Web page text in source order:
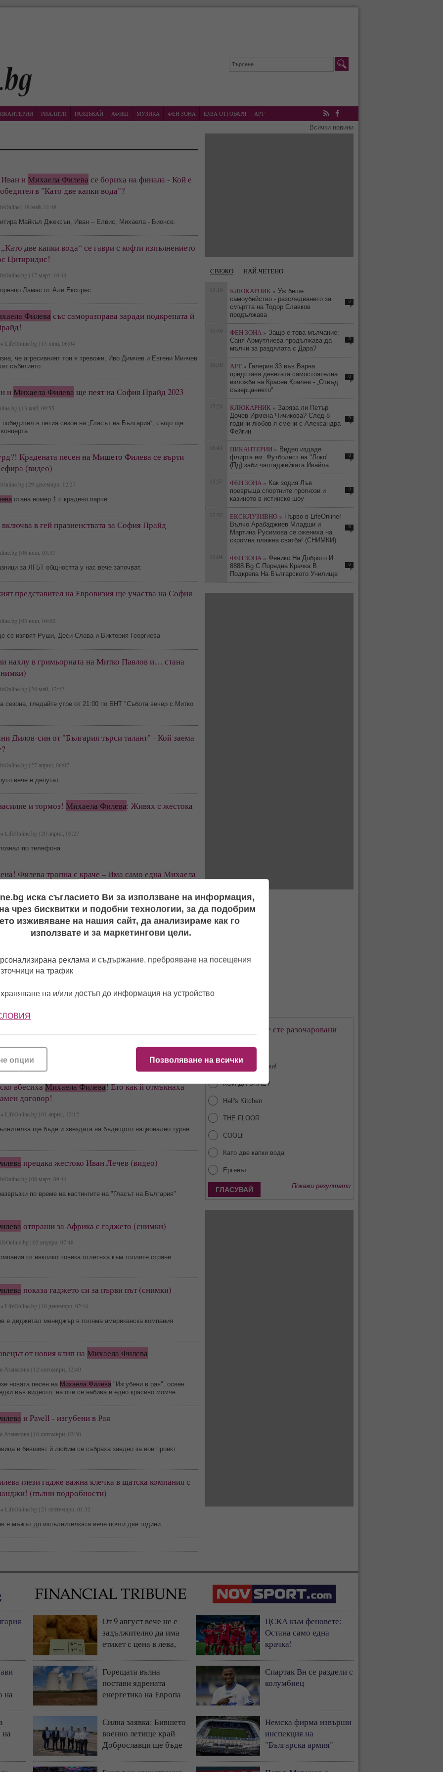
РИАЛИТИ РАЗЦЪКАЙ АФИШ МУЗИКА ФЕН ЗОНА ЕЛЗА ОТГОВАРЯ
АРТ
RSS Facebook
Всички новини
и Михаела Филева се бориха на финала - Кой е
в "Като две капки вода"?
| 19 май, 11:48
Майкъл Джексън, Иван – Елвис, Михаела - Бионсе.
две капки вода“ се гаври с кофти изпълнението
Цитиридис!
| 17 март, 10:44
Ламас от Али Експрес…
Филева със саморазправа заради подкрепата й
LifeOnline.bg | 15 юни, 06:04
че агресивният тон я тревожи, Иво Димчев и Евгени Минчев
събитието
и Михаела Филева ще пеят на София Прайд 2023
| 13 май, 09:55
победител в петия сезон на „Гласът на България“, също ще
Крадената песен на Мишето Филева се върти
(видео)
| 29 декември, 12:27
стана номер 1 с крадено парче.
в гей празненствата за София Прайд
| 06 юни, 03:37
за ЛГБТ общността у нас вече започват.
представител на Евровизия ще участва на София
| 03 юни, 04:02
се изявят Руши, Деси Слава и Виктория Георгиева
нахлу в гримьорната на Митко Павлов и… стана
| 28 май, 12:42
сезона, гледайте утре от 21:00 по БНТ "Събота вечер с Митко
Дилов-син от "България търси талант" - Кой заема
| 27 април, 06:07
вече е депутат
и тормоз! Михаела Филева: Живях с жестока
LifeOnline.bg | 20 април, 05:27
по телефона
Филева тропна с краче – Има само една Михаела
LifeOnline.bg | 19 ноември, 03:09
й конкурентка ще трябва да се представя с
избягваше да пее на английски - ето защо!
получи проблясък:
LifeOnline.bg | 05 октомври, 10:38
прицел Графа и „творението“ му
вбесихаМихаела Филева! Ето как й отмъкнаха
договор!
LifeOnline.bg | 01 април, 12:12
ще бъде и звездата на бъдещото национално турне
прецака жестоко Иван Лечев (видео)
| 08 март, 09:41
по време на кастингите на "Гласът на България"
отпраши за Африка с гаджето (снимки)
| 02 януари, 07:48
от няколко човека отлетяха към топлите страни
показа гаджето си за първи път (снимки)
LifeOnline.bg | 10 декември, 02:16
е диджитал мениджър в голяма американска компания
от новия клип на Михаела Филева
Атанасова | 12 октомври, 12:40
новата песен на Михаела Филева"Изгубени в рая", освен
във видеото, на очи се набива и едно красиво момче...
и Pavell - изгубени в Рая
Атанасова | 10 октомври, 02:30
и бившият й любим се събраха заедно за нов проект
глези гадже важна клечка в щатска компания с
(пълни подробности)
LifeOnline.bg | 21 септември, 01:32
е мъжът до изпълнителката вече почти две години
СВЕЖО НАЙ-ЧЕТЕНО
13:18 КЛЮКАРНИК » Уж беше
самоубийство - разследването за
смъртта на Тодор Славков
продължава
0
11:49 ФЕН ЗОНА » Защо е това мълчание:
Саня Армутлиева продължава да
мълчи за раздялата с Дара?
0
10:50 АРТ » Галерия 33 във Варна
представя деветата самостоятелна
изложба на Красен Кралев - „Отвъд
съзерцанието“
0
17:24 КЛЮКАРНИК » Заряза ли Петър
Дочев Ирмена Чичикова? След 8
години любов я смени с Александра
Фейгин
0
16:41 ПИКАНТЕРИИ » Видео издаде
флирта им: Футболист на "Локо"
(Пд) заби чалгаджийката Ивайла
0
15:57 ФЕН ЗОНА » Как зодия Лъв
превръща спортните прогнози и
казиното в истинско шоу
0
12:32 ЕКСКЛУЗИВНО » Първо в LifeOnline!
Вълчо Арабаджиев Младши и
Мартина Русимова сe oжениха на
скромна плажна сватба! (СНИМКИ)
0
11:04 ФЕН ЗОНА » Феникс На Доброто И
8888.Bg С Поредна Крачка В
Подкрепа На Българското Училище
0
От кое предаване сте разочаровани
Харесвам всички!
КОЙ ДА ЗНАЕ?
Hell's Kitchen
THE FLOOR
COOLt
Като две капки вода
Ергенът
Покажи резултати
на
От 9 август вече не е
задължително да има
етикет с цена в лева,
Горещата вълна
постави ядрената
енергетика на Европа
Силна заявка: Бившето
военно летище край
Доброславци ще бъде
ЦСКА към феновете:
Остана само една
крачка!
Спартак Вн се раздели с
колумбиец
Немска фирма извърши
инспекция на
"Българска армия"
иска съгласието Ви за използване на информация,
чрез бисквитки и подобни технологии, за да подобрим
изживяване на нашия сайт, да анализираме как го
използвате и за маркетингови цели.
реклама и съдържание, преброяване на посещения
на трафик
на и/или достъп до информация на устройство
Позволяване на всички
опции